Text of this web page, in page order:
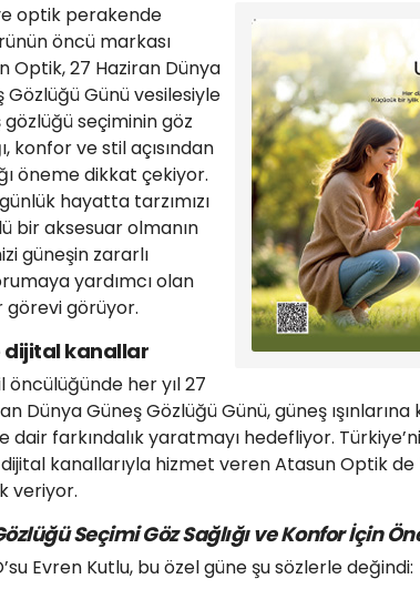
optik perakende
öncü markası
Optik, 27 Haziran Dünya
Gözlüğü Günü vesilesiyle
gözlüğü seçiminin göz
konfor ve stil açısından
öneme dikkat çekiyor.
hayatta tarzımızı
bir aksesuar olmanın
güneşin zararlı
yardımcı olan
görüyor.
dijital kanallar
öncülüğünde her yıl 27
Dünya Güneş Gözlüğü Günü, güneş
dair farkındalık yaratmayı hedefliyor.
kanallarıyla hizmet veren Atasun Optik de
veriyor.
Seçimi Göz Sağlığı ve Konfor İçin
Evren Kutlu, bu özel güne şu sözlerle değindi: